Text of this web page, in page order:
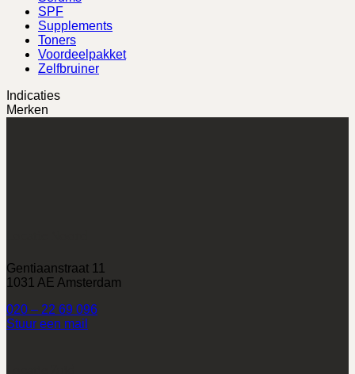
SPF
Supplements
Toners
Voordeelpakket
Zelfbruiner
Indicaties
Merken
Gentiaanstraat 11
1031 AE Amsterdam
020 – 22 69 096
Stuur een mail